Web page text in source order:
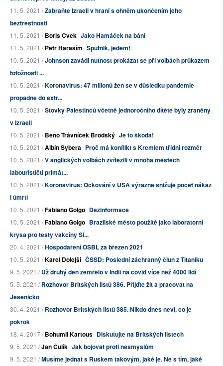
11. 5. 2021 /Zabraňte Izraeli v hraní s ohněm ukončením jeho
beztrestnosti
11. 5. 2021 /Boris Cvek Jako Hamáček na báni
11. 5. 2021 /Petr Haraším Sputnik, jedem!
10. 5. 2021 /Johnson zavádí nutnost prokázat se při volbách průkazem
totožnosti ...
10. 5. 2021 /Koronavirus: 47 milionů žen se v důsledku pandemie
propadne do extr...
10. 5. 2021 /Stovky Palestinců včetně jednoročního dítěte byly zraněny
v Izraeli
10. 5. 2021 /Beno Trávníček Brodský Je to škoda!
10. 5. 2021 /Albín Sybera Proč má konflikt s Kremlem třídní rozměr
10. 5. 2021 /V anglických volbách zvítězili v mnoha městech
labourističtí primát...
10. 5. 2021 /Koronavirus: Očkování v USA výrazně snižuje počet nákaz
i úmrtí
10. 5. 2021 /Fabiano Golgo Dezinformace
10. 5. 2021 /Fabiano Golgo Brazilské město použité jako laboratorní
krysa pro testy vakcíny Si...
20. 4. 2021 /Hospodaření OSBL za březen 2021
10. 5. 2021 /Karel Dolejší ČSSD: Poslední záchranný člun z Titaniku
9. 5. 2021 /Už druhý den zemřelo v Indii na covid více než 4000 lidí
5. 5. 2021 /Rozhovor Britských listů 386. Přijďte žít a pracovat na
Jesenicko
30. 4. 2021 /Rozhovor Britských listů 385. Nikdo dnes neví, co je
pokrok
18. 4. 2017 /Bohumil Kartous Diskutujte na Britských listech
9. 5. 2021 /Jan Čulík Jak bojovat proti nesmyslům
9. 5. 2021 /Musíme jednat s Ruskem takovým, jaké je. Ne s tím, jaké